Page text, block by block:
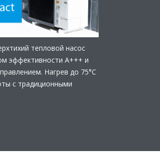
тепловой насос
эффективности А+++ и
Нагрев до 75°C
с традиционными